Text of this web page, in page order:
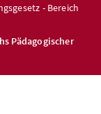
- Bereich
Pädagogischer